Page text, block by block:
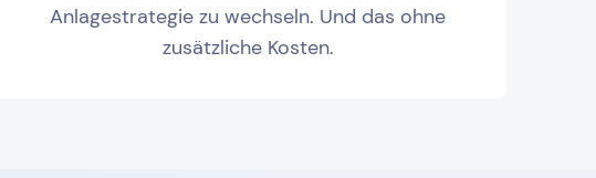
Anlagestrategie zu wechseln. Und das ohne
zusätzliche Kosten.